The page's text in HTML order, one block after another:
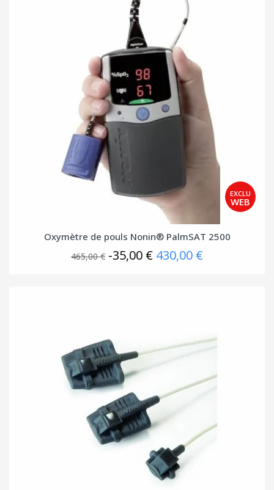
Oxymètre de pouls Nonin® PalmSAT 2500
465,00 € -35,00 € 430,00 €